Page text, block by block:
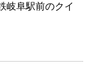
岐阜駅前のクイ